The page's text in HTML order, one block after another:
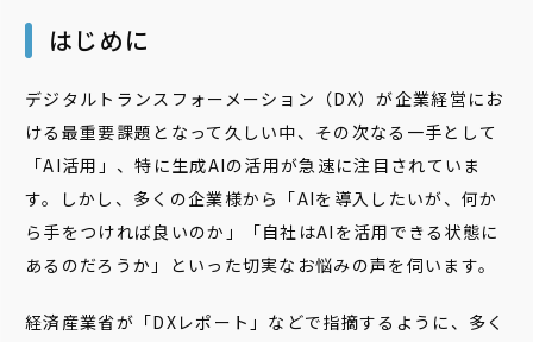
はじめに
デジタルトランスフォーメーション（DX）が企業経営にお
ける最重要課題となって久しい中、その次なる一手として
「AI活用」、特に生成AIの活用が急速に注目されていま
す。しかし、多くの企業様から「AIを導入したいが、何か
ら手をつければ良いのか」「自社はAIを活用できる状態に
あるのだろうか」といった切実なお悩みの声を伺います。
経済産業省が「DXレポート」などで指摘するように、多く